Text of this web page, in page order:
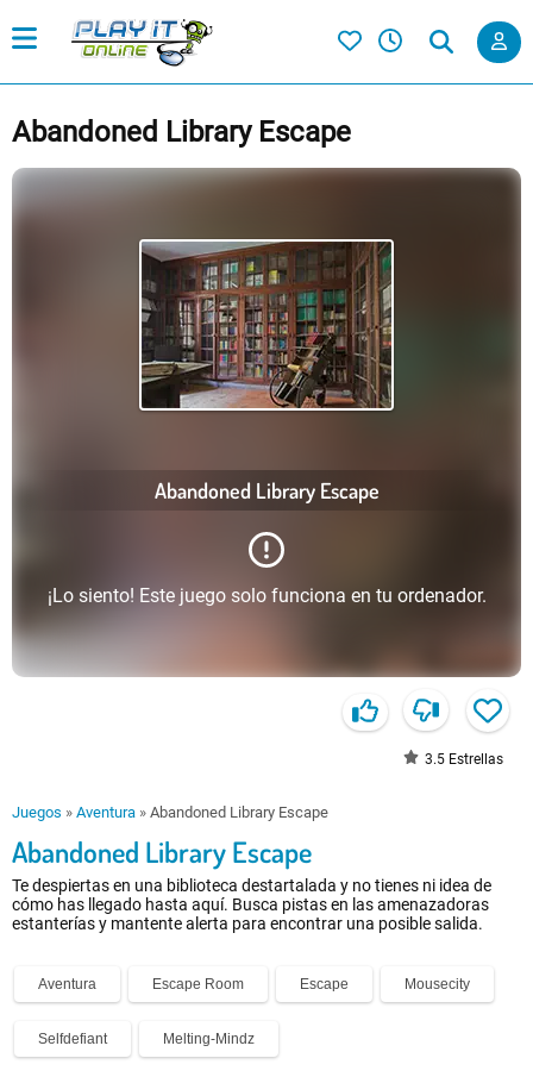
Abandoned Library Escape
Abandoned Library Escape
¡Lo siento! Este juego solo funciona en tu ordenador.
3.5 Estrellas
Juegos » Aventura » Abandoned Library Escape
Abandoned Library Escape
Te despiertas en una biblioteca destartalada y no tienes ni idea de
cómo has llegado hasta aquí. Busca pistas en las amenazadoras
estanterías y mantente alerta para encontrar una posible salida.
Aventura Escape Room Escape Mousecity
Selfdefiant Melting-Mindz